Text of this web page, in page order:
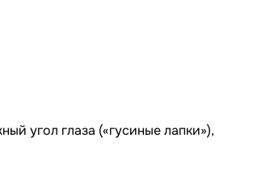
угол глаза («гусиные лапки»),